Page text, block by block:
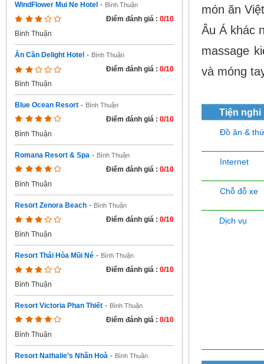
WindFlower Mui Ne Hotel - Bình Thuận
Điểm đánh giá : 0/10
Bình Thuận
Ân Cần Delight Hotel - Bình Thuận
Điểm đánh giá : 0/10
Bình Thuận
Blue Ocean Resort - Bình Thuận
Điểm đánh giá : 0/10
Bình Thuận
Romana Resort & Spa - Bình Thuận
Điểm đánh giá : 0/10
Bình Thuận
Resort Zenora Beach - Bình Thuận
Điểm đánh giá : 0/10
Bình Thuận
Resort Thái Hòa Mũi Né - Bình Thuận
Điểm đánh giá : 0/10
Bình Thuận
Resort Victoria Phan Thiết - Bình Thuận
Điểm đánh giá : 0/10
Bình Thuận
Resort Nathalie’s Nhân Hoà - Bình Thuận
món ăn
Âu Á khác
massage
và móng
Tiện nghi
Đồ ăn &
Internet
Chỗ đỗ xe
Dịch vụ